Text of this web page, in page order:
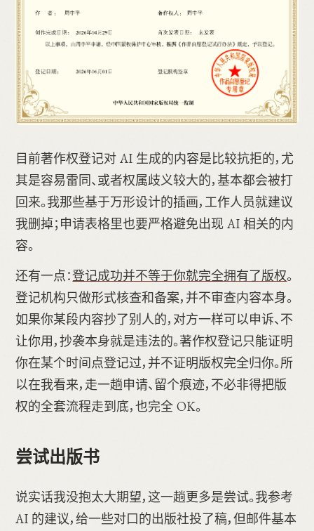
目前著作权登记对 AI 生成的内容是比较抗拒的，尤
其是容易雷同、或者权属歧义较大的，基本都会被打
回来。我那些基于万形设计的插画，工作人员就建议
我删掉；申请表格里也要严格避免出现 AI 相关的内
容。
还有一点：登记成功并不等于你就完全拥有了版权。
登记机构只做形式核查和备案，并不审查内容本身。
如果你某段内容抄了别人的，对方一样可以申诉、不
让你用，抄袭本身就是违法的。著作权登记只能证明
你在某个时间点登记过，并不证明版权完全归你。所
以在我看来，走一趟申请、留个痕迹，不必非得把版
权的全套流程走到底，也完全 OK。
尝试出版书
说实话我没抱太大期望，这一趟更多是尝试。我参考
AI 的建议，给一些对口的出版社投了稿，但邮件基本